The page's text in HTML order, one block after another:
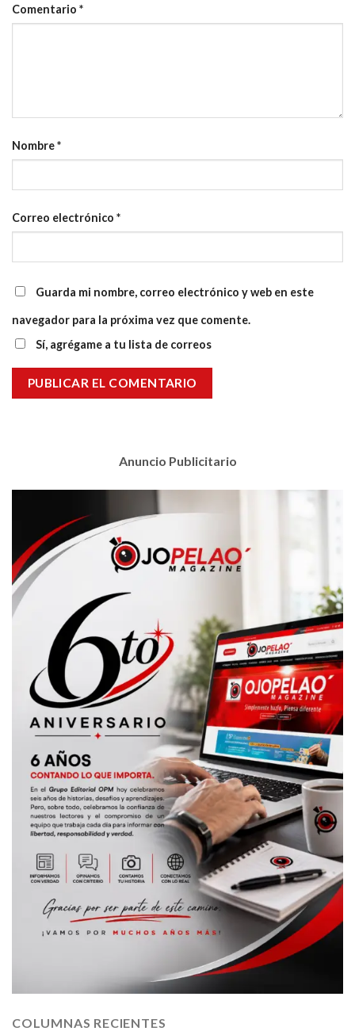
Comentario *
Nombre*
Correo electrónico *
Guarda mi nombre, correo electrónico y web en este
navegador para la próxima vez que comente.
Sí, agrégame a tu lista de correos
Anuncio Publicitario
COLUMNAS RECIENTES